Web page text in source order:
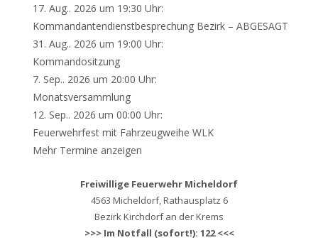
17. Aug.. 2026 um 19:30 Uhr:
Kommandantendienstbesprechung Bezirk – ABGESAGT
31. Aug.. 2026 um 19:00 Uhr:
Kommandositzung
7. Sep.. 2026 um 20:00 Uhr:
Monatsversammlung
12. Sep.. 2026 um 00:00 Uhr:
Feuerwehrfest mit Fahrzeugweihe WLK
Mehr Termine anzeigen
Freiwillige Feuerwehr Micheldorf
4563 Micheldorf, Rathausplatz 6
Bezirk Kirchdorf an der Krems
>>> Im Notfall (sofort!): 122 <<<